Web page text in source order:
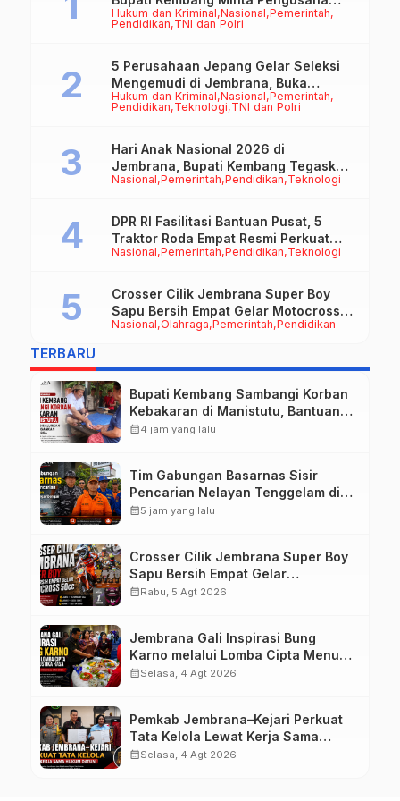
Hukum dan Kriminal Nasional Pemerintah
Pendidikan TNI dan Polri
Jadi Motor Penggerak Ekonomi
Hukum dan Kriminal Nasional Pemerintah
Pendidikan Teknologi TNI dan Polri
5 Perusahaan Jepang Gelar Seleksi
Mengemudi di Jembrana, Buka
Peluang Kerja bagi Calon PMI
Nasional Pemerintah Pendidikan Teknologi
Hari Anak Nasional 2026 di
Jembrana, Bupati Kembang Tegaskan
Pentingnya Karakter dan Budaya di
Nasional Pemerintah Pendidikan Teknologi
DPR RI Fasilitasi Bantuan Pusat, 5
Traktor Roda Empat Resmi Perkuat
Mekanisasi Pertanian Jembrana
Nasional Olahraga Pemerintah Pendidikan
Crosser Cilik Jembrana Super Boy
Sapu Bersih Empat Gelar Motocross
50cc
TERBARU
Bupati Kembang Sambangi Korban
Kebakaran di Manistutu, Bantuan
Disalurkan untuk Ringankan Beban
calendar_month4 jam yang lalu
Tim Gabungan Basarnas Sisir
Pencarian Nelayan Tenggelam di
Perairan Pantai Pengambengan
calendar_month5 jam yang lalu
Crosser Cilik Jembrana Super Boy
Sapu Bersih Empat Gelar
Motocross 50cc
calendar_monthRabu, 5 Agt 2026
Jembrana Gali Inspirasi Bung
Karno melalui Lomba Cipta Menu
Mustika Rasa
calendar_monthSelasa, 4 Agt 2026
Pemkab Jembrana–Kejari Perkuat
Tata Kelola Lewat Kerja Sama
Hukum Datun
calendar_monthSelasa, 4 Agt 2026